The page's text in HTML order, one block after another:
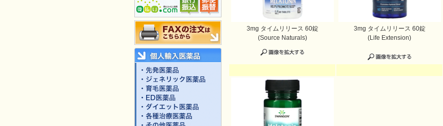
3mg タイムリリース 60錠
(Source Naturals)
3mg タイムリリース 60錠
(Life Extension)